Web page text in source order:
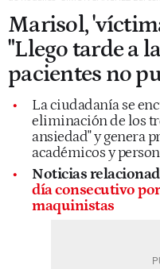
Marisol,
"Llego tarde a
pacientes no
La ciudadanía se
eliminación de los
ansiedad" y genera
académicos y
Noticias
día consecutivo
maquinistas